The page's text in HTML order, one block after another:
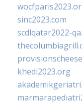
sinc2023.com
scdlqatar2022-
khedi2023.org